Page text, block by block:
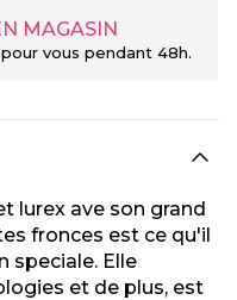
MAGASIN
vous pendant 48h.
lurex ave son grand
fronces est ce qu'il
speciale. Elle
et de plus, est